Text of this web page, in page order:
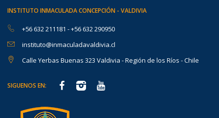
INSTITUTO INMACULADA CONCEPCIÓN - VALDIVIA
+56 632 211181 -+56 632 290950
instituto@inmaculadavaldivia.cl
Calle Yerbas Buenas 323 Valdivia - Región de los Ríos - Chile
SIGUENOS EN: